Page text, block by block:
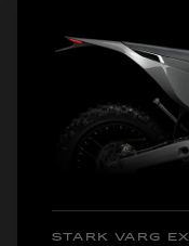
STARK VARG EX